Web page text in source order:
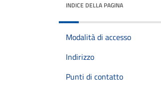
INDICE DELLA PAGINA
Modalità di accesso
Indirizzo
Punti di contatto